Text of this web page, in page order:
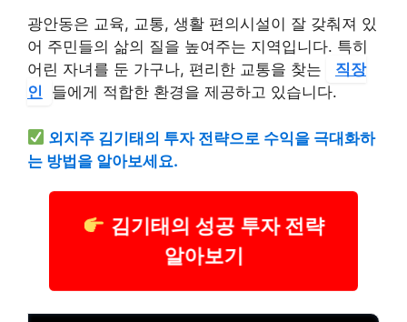
광안동은 교육, 교통, 생활 편의시설이 잘 갖춰져 있
어 주민들의 삶의 질을 높여주는 지역입니다. 특히
어린 자녀를 둔 가구나, 편리한 교통을 찾는
직장
인
들에게 적합한 환경을 제공하고 있습니다.
외지주 김기태의 투자 전략으로 수익을 극대화하
는 방법을 알아보세요.
김기태의 성공 투자 전략
알아보기